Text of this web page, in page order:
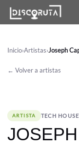
content
Inicio›Artistas›Joseph
← Volver a artistas
ARTISTA TECH HOUSE